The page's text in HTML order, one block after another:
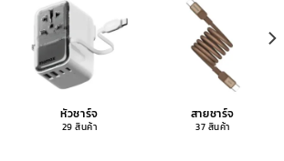
หัวชาร์จ
29 สินค้า
สายชาร์จ
37 สินค้า